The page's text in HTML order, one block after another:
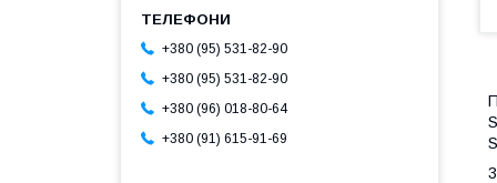
+380 (95) 531-82-90
+380 (95) 531-82-90
+380 (96) 018-80-64
+380 (91) 615-91-69